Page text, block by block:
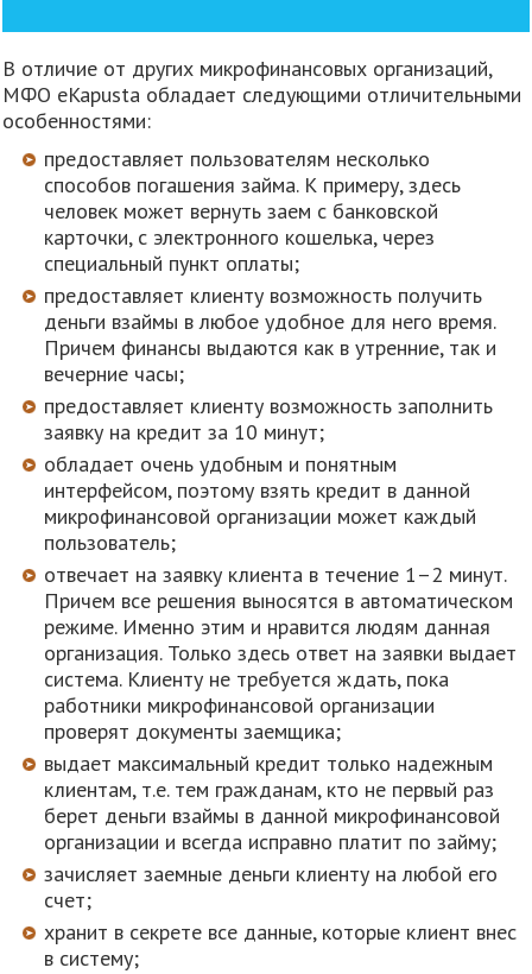
В отличие от других микрофинансовых организаций,
МФО eKapusta обладает следующими отличительными
особенностями:
предоставляет пользователям несколько
способов погашения займа. К примеру, здесь
человек может вернуть заем с банковской
карточки, с электронного кошелька, через
специальный пункт оплаты;
предоставляет клиенту возможность получить
деньги взаймы в любое удобное для него время.
Причем финансы выдаются как в утренние, так и
вечерние часы;
предоставляет клиенту возможность заполнить
заявку на кредит за 10 минут;
обладает очень удобным и понятным
интерфейсом, поэтому взять кредит в данной
микрофинансовой организации может каждый
пользователь;
отвечает на заявку клиента в течение 1–2 минут.
Причем все решения выносятся в автоматическом
режиме. Именно этим и нравится людям данная
организация. Только здесь ответ на заявки выдает
система. Клиенту не требуется ждать, пока
работники микрофинансовой организации
проверят документы заемщика;
выдает максимальный кредит только надежным
клиентам, т.е. тем гражданам, кто не первый раз
берет деньги взаймы в данной микрофинансовой
организации и всегда исправно платит по займу;
зачисляет заемные деньги клиенту на любой его
счет;
хранит в секрете все данные, которые клиент внес
в систему;